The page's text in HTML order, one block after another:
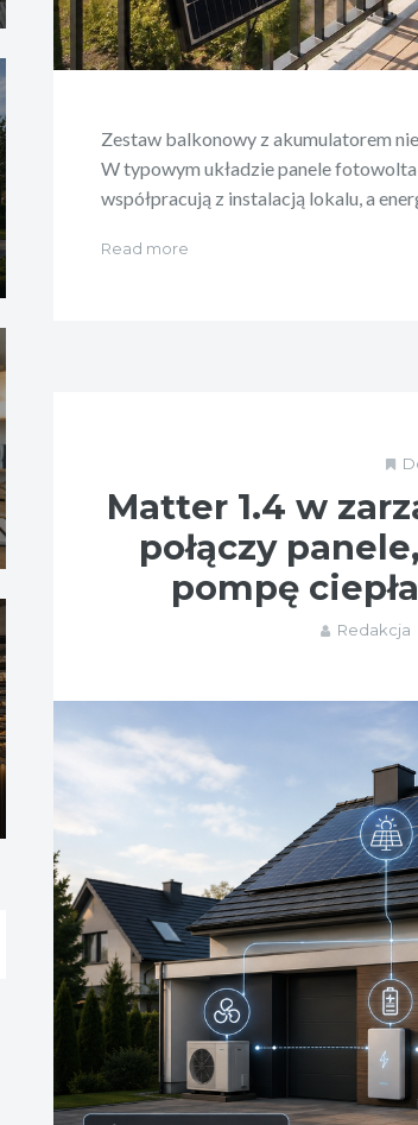
Zestaw balkonowy z akumulatorem
W typowym układzie panele
współpracują z instalacją lokalu, a
Read more
Matter 1.4 w
połączy
pompę
Redakcja